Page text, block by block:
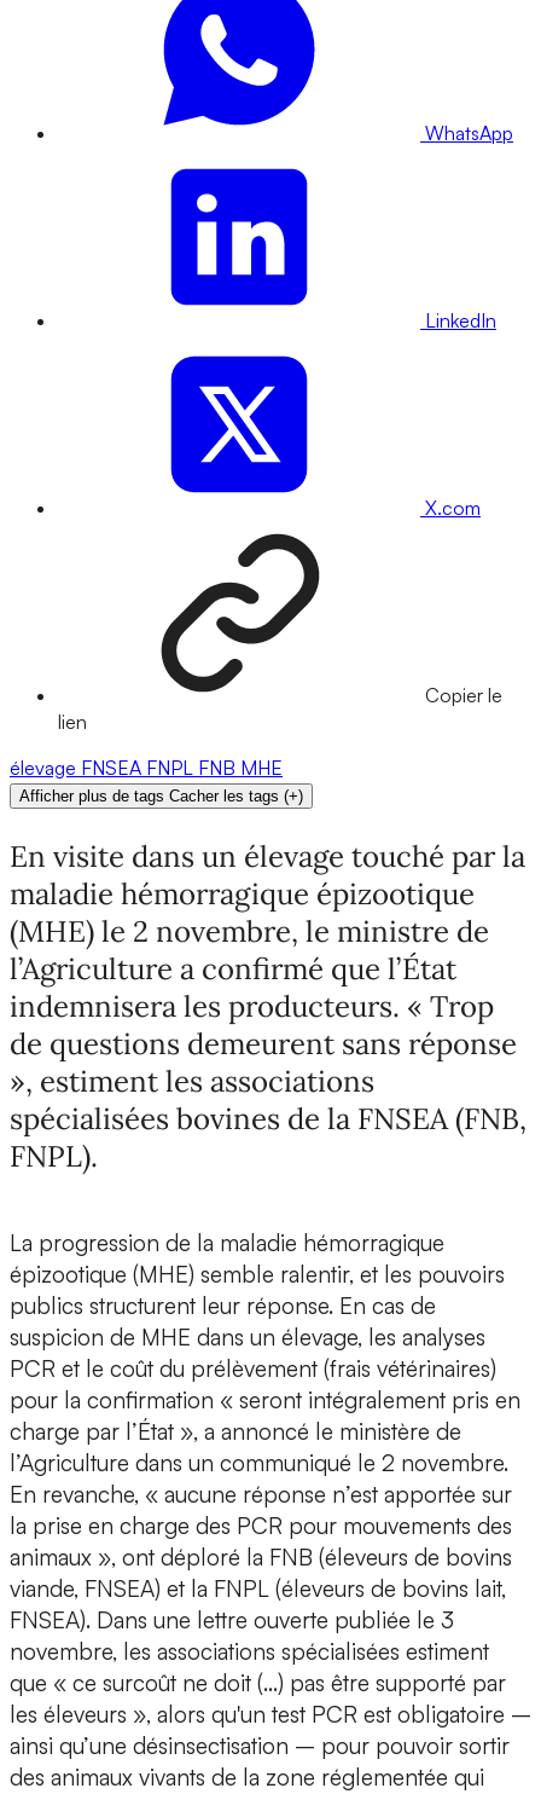
WhatsApp
LinkedIn
X.com
Copier le
lien
élevage FNSEA FNPL FNB MHE
Afficher plus de tags Cacher les tags (+)
En visite dans un élevage touché par la
maladie hémorragique épizootique
(MHE) le 2 novembre, le ministre de
l’Agriculture a confirmé que l’État
indemnisera les producteurs. « Trop
de questions demeurent sans réponse
», estiment les associations
spécialisées bovines de la FNSEA (FNB,
FNPL).
La progression de la maladie hémorragique
épizootique (MHE) semble ralentir, et les pouvoirs
publics structurent leur réponse. En cas de
suspicion de MHE dans un élevage, les analyses
PCR et le coût du prélèvement (frais vétérinaires)
pour la confirmation « seront intégralement pris en
charge par l’État », a annoncé le ministère de
l’Agriculture dans un communiqué le 2 novembre.
En revanche, « aucune réponse n’est apportée sur
la prise en charge des PCR pour mouvements des
animaux », ont déploré la FNB (éleveurs de bovins
viande, FNSEA) et la FNPL (éleveurs de bovins lait,
FNSEA). Dans une lettre ouverte publiée le 3
novembre, les associations spécialisées estiment
que « ce surcoût ne doit (…) pas être supporté par
les éleveurs », alors qu'un test PCR est obligatoire –
ainsi qu’une désinsectisation – pour pouvoir sortir
des animaux vivants de la zone réglementée qui